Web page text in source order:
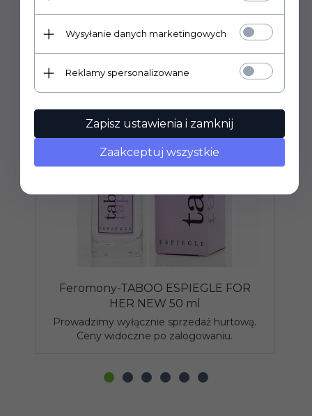
Feromony-TABOO ESPIEGLE FOR
HER NEW 50 ml
Prowadzimy wyłącznie sprzedaż hurtową.
Ceny widoczne po zalogowaniu.
Wysyłanie danych marketingowych
Reklamy spersonalizowane
Zapisz ustawienia i zamknij
Zaakceptuj wszystkie